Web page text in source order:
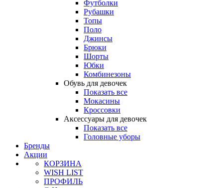
Футболки
Рубашки
Топы
Поло
Джинсы
Брюки
Шорты
Юбки
Комбинезоны
Обувь для девочек
Показать все
Мокасины
Кроссовки
Аксессуары для девочек
Показать все
Головные уборы
Бренды
Акции
КОРЗИНА
WISH LIST
ПРОФИЛЬ